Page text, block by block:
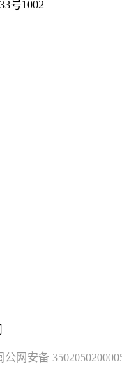
号1002
公网安备